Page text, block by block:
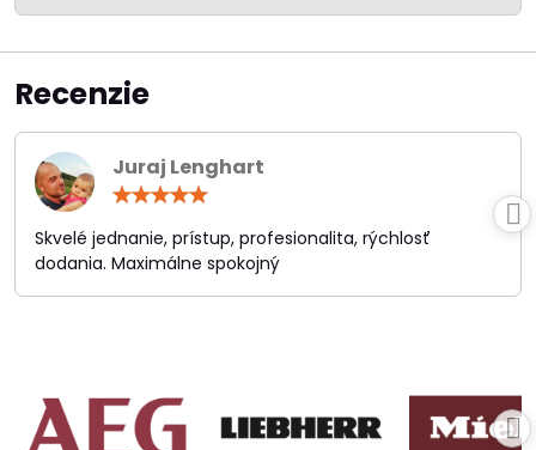
Recenzie
Juraj Lenghart
/
5
Skvelé jednanie, prístup, profesionalita, rýchlosť
dodania. Maximálne spokojný